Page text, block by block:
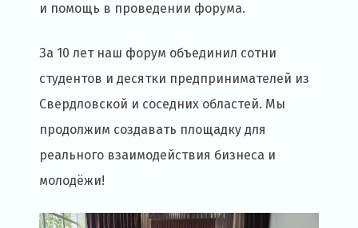
и помощь в проведении форума.
За 10 лет наш форум объединил сотни
студентов и десятки предпринимателей из
Свердловской и соседних областей. Мы
продолжим создавать площадку для
реального взаимодействия бизнеса и
молодёжи!